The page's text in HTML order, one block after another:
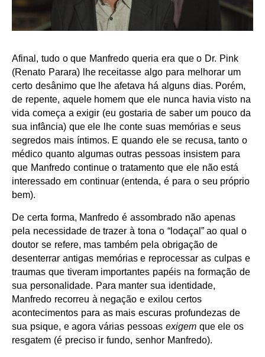
Afinal, tudo o que Manfredo queria era que o Dr. Pink
(Renato Parara) lhe receitasse algo para melhorar um
certo desânimo que lhe afetava há alguns dias. Porém,
de repente, aquele homem que ele nunca havia visto na
vida começa a exigir (eu gostaria de saber um pouco da
sua infância) que ele lhe conte suas memórias e seus
segredos mais íntimos. E quando ele se recusa, tanto o
médico quanto algumas outras pessoas insistem para
que Manfredo continue o tratamento que ele não está
interessado em continuar (entenda, é para o seu próprio
bem).
De certa forma, Manfredo é assombrado não apenas
pela necessidade de trazer à tona o “lodaçal” ao qual o
doutor se refere, mas também pela obrigação de
desenterrar antigas memórias e reprocessar as culpas e
traumas que tiveram importantes papéis na formação de
sua personalidade. Para manter sua identidade,
Manfredo recorreu à negação e exilou certos
acontecimentos para as mais escuras profundezas de
sua psique, e agora várias pessoas exigemque ele os
resgatem (é preciso ir fundo, senhor Manfredo).